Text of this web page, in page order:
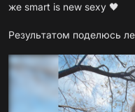
же smart is new sexy 🖤
Результатом поделюсь